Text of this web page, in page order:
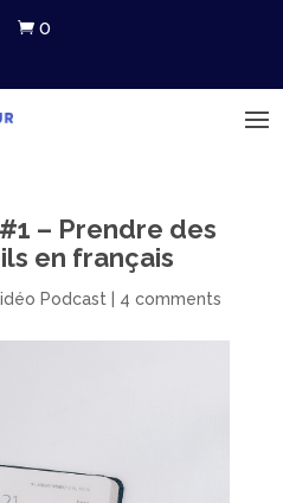
 0
– Prendre des
en français
Podcast| 4 comments